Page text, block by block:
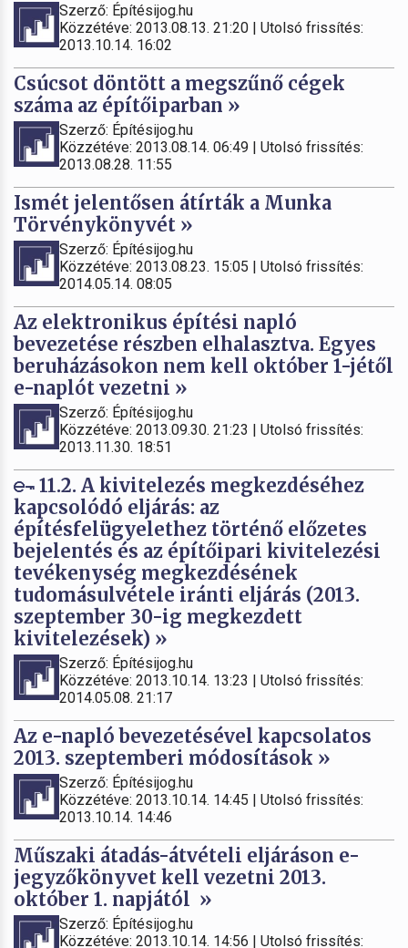
Szerző: Építésijog.hu
Közzétéve: 2013.08.13. 21:20 | Utolsó frissítés:
2013.10.14. 16:02
Csúcsot döntött a megszűnő cégek
száma az építőiparban »
Szerző: Építésijog.hu
Közzétéve: 2013.08.14. 06:49 | Utolsó frissítés:
2013.08.28. 11:55
Ismét jelentősen átírták a Munka
Törvénykönyvét »
Szerző: Építésijog.hu
Közzétéve: 2013.08.23. 15:05 | Utolsó frissítés:
2014.05.14. 08:05
Az elektronikus építési napló
bevezetése részben elhalasztva. Egyes
beruházásokon nem kell október 1-jétől
e-naplót vezetni »
Szerző: Építésijog.hu
Közzétéve: 2013.09.30. 21:23 | Utolsó frissítés:
2013.11.30. 18:51
11.2. A kivitelezés megkezdéséhez
kapcsolódó eljárás: az
építésfelügyelethez történő előzetes
bejelentés és az építőipari kivitelezési
tevékenység megkezdésének
tudomásulvétele iránti eljárás (2013.
szeptember 30-ig megkezdett
kivitelezések) »
Szerző: Építésijog.hu
Közzétéve: 2013.10.14. 13:23 | Utolsó frissítés:
2014.05.08. 21:17
Az e-napló bevezetésével kapcsolatos
2013. szeptemberi módosítások »
Szerző: Építésijog.hu
Közzétéve: 2013.10.14. 14:45 | Utolsó frissítés:
2013.10.14. 14:46
Műszaki átadás-átvételi eljáráson e-
jegyzőkönyvet kell vezetni 2013.
október 1. napjától »
Szerző: Építésijog.hu
Közzétéve: 2013.10.14. 14:56 | Utolsó frissítés: